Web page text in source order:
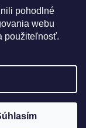
pohodlné
webu
použiteľnosť.
práva